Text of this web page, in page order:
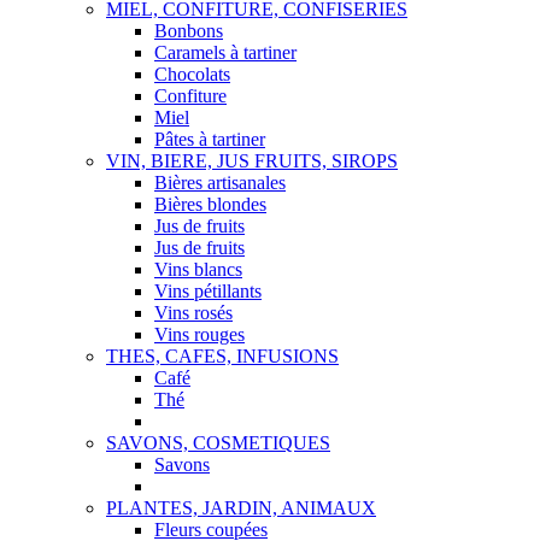
MIEL, CONFITURE, CONFISERIES
Bonbons
Caramels à tartiner
Chocolats
Confiture
Miel
Pâtes à tartiner
VIN, BIERE, JUS FRUITS, SIROPS
Bières artisanales
Bières blondes
Jus de fruits
Jus de fruits
Vins blancs
Vins pétillants
Vins rosés
Vins rouges
THES, CAFES, INFUSIONS
Café
Thé
SAVONS, COSMETIQUES
Savons
PLANTES, JARDIN, ANIMAUX
Fleurs coupées